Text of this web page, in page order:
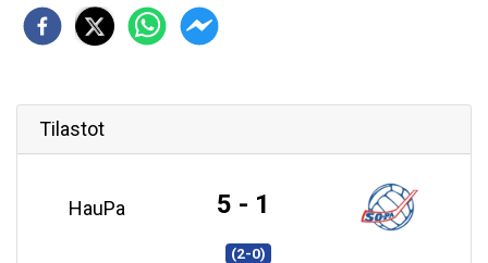
Tilastot
HauPa 5 - 1
(2-0)